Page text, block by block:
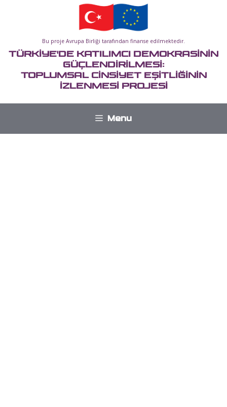
Bu proje Avrupa Birliği tarafından finanse edilmektedir.
TÜRKİYE'DE KATILIMCI DEMOKRASİNİN
GÜÇLENDİRİLMESİ:
TOPLUMSAL CİNSİYET EŞİTLİĞİNİN
İZLENMESİ PROJESİ
Menu